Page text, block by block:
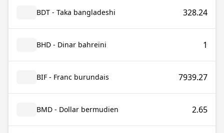
BDT - Taka bangladeshi 328.24
BHD - Dinar bahreïni 1
BIF - Franc burundais 7939.27
BMD - Dollar bermudien 2.65